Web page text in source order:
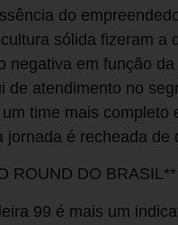
do
sólida fizeram a
negativa em função
de atendimento no
time mais
jornada é recheada de
ROUND DO BRASIL**
99 é mais um